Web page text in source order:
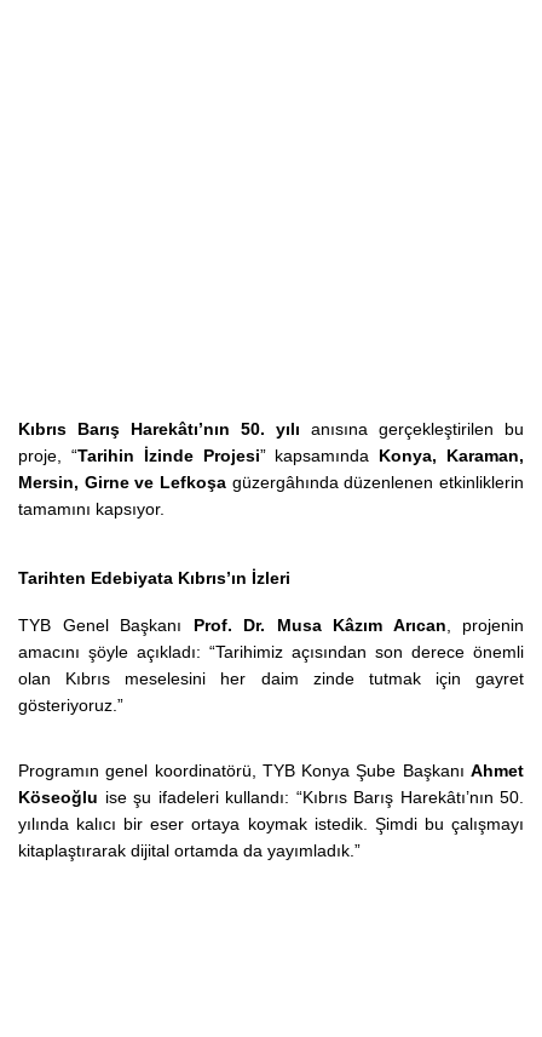
Kıbrıs Barış Harekâtı’nın 50. yılı anısına gerçekleştirilen bu
proje, “Tarihin İzinde Projesi” kapsamında Konya, Karaman,
Mersin, Girne ve Lefkoşa güzergâhında düzenlenen etkinliklerin
tamamını kapsıyor.
Tarihten Edebiyata Kıbrıs’ın İzleri
TYB Genel Başkanı Prof. Dr. Musa Kâzım Arıcan , projenin
amacını şöyle açıkladı: “Tarihimiz açısından son derece önemli
olan Kıbrıs meselesini her daim zinde tutmak için gayret
gösteriyoruz.”
Programın genel koordinatörü, TYB Konya Şube Başkanı Ahmet
Köseoğlu ise şu ifadeleri kullandı: “Kıbrıs Barış Harekâtı’nın 50.
yılında kalıcı bir eser ortaya koymak istedik. Şimdi bu çalışmayı
kitaplaştırarak dijital ortamda da yayımladık.”